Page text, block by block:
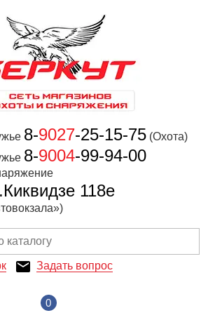
8-9027-25-15-75 (Охота)
8-9004-99-94-00
118е
Задать вопрос
0